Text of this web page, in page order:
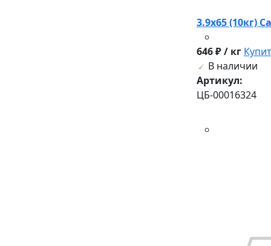
3.9х65 (10кг)
646 ₽ / кг
В наличии
Артикул:
ЦБ-00016324